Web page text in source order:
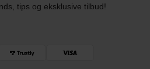
tips og eksklusive tilbud!